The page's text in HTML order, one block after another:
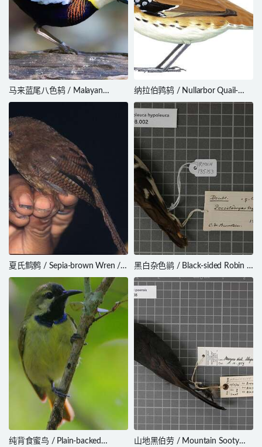
马来蓝尾八色鸫 / Malayan
Banded Pitta / Hydrornis irena
纳拉伯鹑鸫 / Nullarbor Quail-
thrush / Cinclosoma alisteri
夏氏鹪鹩 / Sepia-brown Wren /
Cinnycerthia olivascens
黑白杂色鹟 / Black-sided Robin /
Poecilodryas hypoleuca
纯背食蜜鸟 / Plain-backed
山地黑伯劳 / Mountain Sooty